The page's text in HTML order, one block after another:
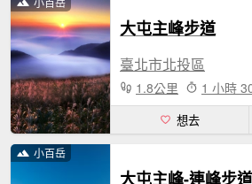
大屯主峰步道
臺北市北投區
1.8公里 1 小時
想去
小百岳
大屯主峰-連峰步道